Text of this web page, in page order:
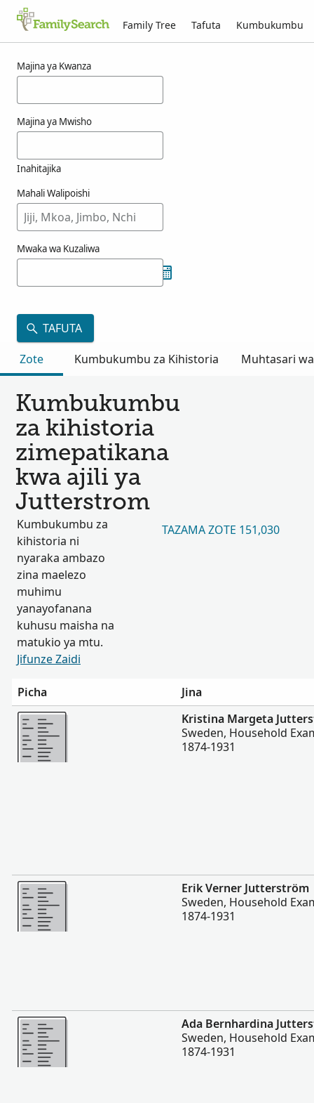
Family Tree Tafuta Kumbukumbu
Majina ya Kwanza
Majina ya Mwisho
Inahitajika
Mahali Walipoishi
Mwaka wa Kuzaliwa
TAFUTA
Zote
Kumbukumbu za Kihistoria Muhtasari
Kumbukumbu
za kihistoria
zimepatikana
kwa ajili ya
Jutterstrom
Kumbukumbu za
kihistoria ni
nyaraka ambazo
zina maelezo
muhimu
yanayofanana
kuhusu maisha na
matukio ya mtu.
Jifunze Zaidi
TAZAMA ZOTE 151,030
Picha
Jina
Zaidi
Kristina Margeta
Sweden, Household
1874-1931
Zaidi
Erik Verner Jutterström
Sweden, Household
1874-1931
Zaidi
Ada Bernhardina
Sweden, Household
1874-1931